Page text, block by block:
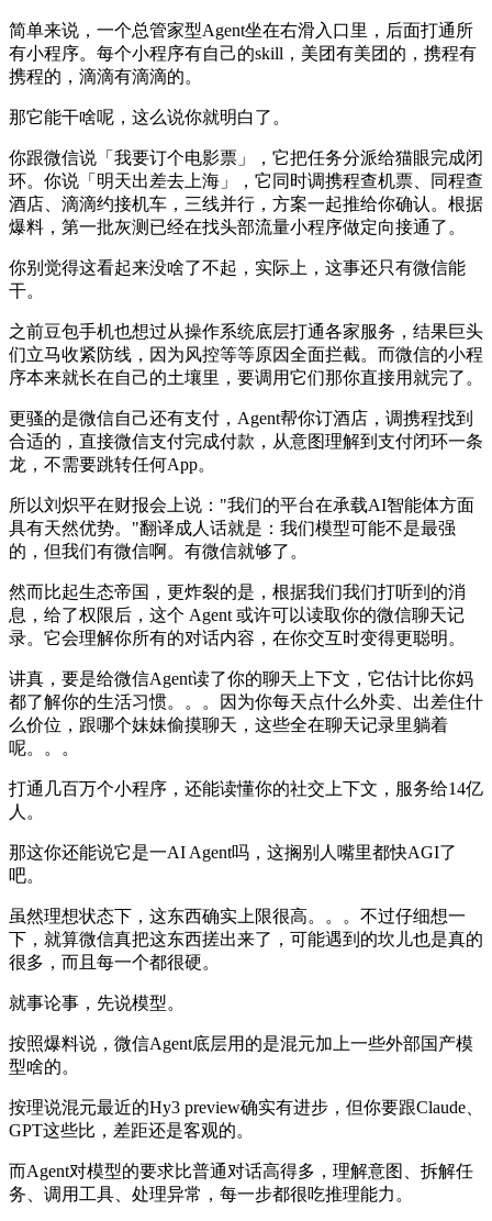
简单来说，一个总管家型Agent坐在右滑入口里，后面打通所
有小程序。每个小程序有自己的skill，美团有美团的，携程有
携程的，滴滴有滴滴的。
那它能干啥呢，这么说你就明白了。
你跟微信说「我要订个电影票」，它把任务分派给猫眼完成闭
环。你说「明天出差去上海」，它同时调携程查机票、同程查
酒店、滴滴约接机车，三线并行，方案一起推给你确认。根据
爆料，第一批灰测已经在找头部流量小程序做定向接通了。
你别觉得这看起来没啥了不起，实际上，这事还只有微信能
干。
之前豆包手机也想过从操作系统底层打通各家服务，结果巨头
们立马收紧防线，因为风控等等原因全面拦截。而微信的小程
序本来就长在自己的土壤里，要调用它们那你直接用就完了。
更骚的是微信自己还有支付，Agent帮你订酒店，调携程找到
合适的，直接微信支付完成付款，从意图理解到支付闭环一条
龙，不需要跳转任何App。
所以刘炽平在财报会上说："我们的平台在承载AI智能体方面
具有天然优势。"翻译成人话就是：我们模型可能不是最强
的，但我们有微信啊。有微信就够了。
然而比起生态帝国，更炸裂的是，根据我们我们打听到的消
息，给了权限后，这个 Agent 或许可以读取你的微信聊天记
录。它会理解你所有的对话内容，在你交互时变得更聪明。
讲真，要是给微信Agent读了你的聊天上下文，它估计比你妈
都了解你的生活习惯。。。因为你每天点什么外卖、出差住什
么价位，跟哪个妹妹偷摸聊天，这些全在聊天记录里躺着
呢。。。
打通几百万个小程序，还能读懂你的社交上下文，服务给14亿
人。
那这你还能说它是一AI Agent吗，这搁别人嘴里都快AGI了
吧。
虽然理想状态下，这东西确实上限很高。。。不过仔细想一
下，就算微信真把这东西搓出来了，可能遇到的坎儿也是真的
很多，而且每一个都很硬。
就事论事，先说模型。
按照爆料说，微信Agent底层用的是混元加上一些外部国产模
型啥的。
按理说混元最近的Hy3 preview确实有进步，但你要跟Claude、
GPT这些比，差距还是客观的。
而Agent对模型的要求比普通对话高得多，理解意图、拆解任
务、调用工具、处理异常，每一步都很吃推理能力。